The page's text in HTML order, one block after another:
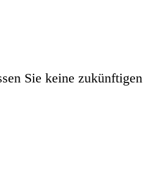
Sie keine zukünftigen